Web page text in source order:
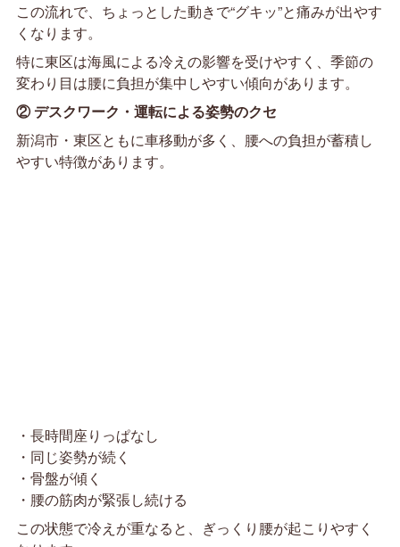
この流れで、ちょっとした動きで“グキッ”と痛みが出やす
くなります。
特に東区は海風による冷えの影響を受けやすく、季節の
変わり目は腰に負担が集中しやすい傾向があります。
② デスクワーク・運転による姿勢のクセ
新潟市・東区ともに車移動が多く、腰への負担が蓄積し
やすい特徴があります。
・長時間座りっぱなし
・同じ姿勢が続く
・骨盤が傾く
・腰の筋肉が緊張し続ける
この状態で冷えが重なると、ぎっくり腰が起こりやすく